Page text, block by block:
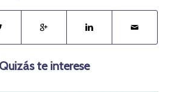
Quizás te interese